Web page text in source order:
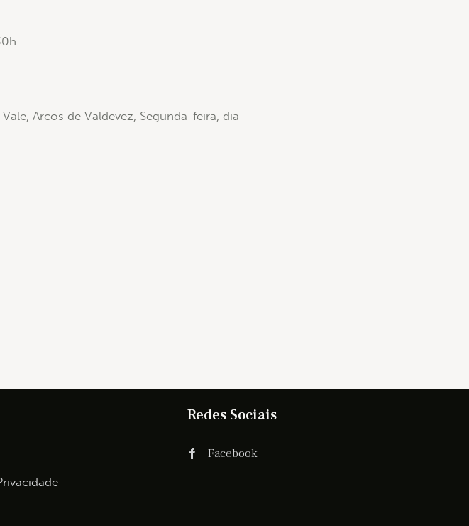
Arcos de Valdevez, Segunda-feira, dia
Redes Sociais
Facebook